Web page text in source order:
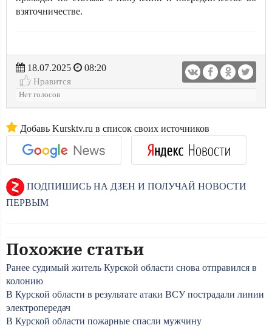
взяточничестве.
18.07.2025
08:20
Нравится
Нет голосов
Добавь Kursktv.ru в список своих источников
ПОДПИШИСЬ НА ДЗЕН И ПОЛУЧАЙ НОВОСТИ
ПЕРВЫМ
Похожие статьи
Ранее судимый житель Курской области снова отправился в
колонию
В Курской области в результате атаки ВСУ пострадали линии
электропередач
В Курской области пожарные спасли мужчину